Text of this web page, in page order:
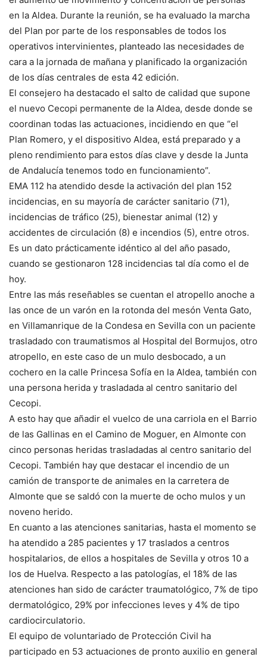
en la Aldea. Durante la reunión, se ha evaluado la marcha
del Plan por parte de los responsables de todos los
operativos intervinientes, planteado las necesidades de
cara a la jornada de mañana y planificado la organización
de los días centrales de esta 42 edición.
El consejero ha destacado el salto de calidad que supone
el nuevo Cecopi permanente de la Aldea, desde donde se
coordinan todas las actuaciones, incidiendo en que “el
Plan Romero, y el dispositivo Aldea, está preparado y a
pleno rendimiento para estos días clave y desde la Junta
de Andalucía tenemos todo en funcionamiento”.
EMA 112 ha atendido desde la activación del plan 152
incidencias, en su mayoría de carácter sanitario (71),
incidencias de tráfico (25), bienestar animal (12) y
accidentes de circulación (8) e incendios (5), entre otros.
Es un dato prácticamente idéntico al del año pasado,
cuando se gestionaron 128 incidencias tal día como el de
hoy.
Entre las más reseñables se cuentan el atropello anoche a
las once de un varón en la rotonda del mesón Venta Gato,
en Villamanrique de la Condesa en Sevilla con un paciente
trasladado con traumatismos al Hospital del Bormujos, otro
atropello, en este caso de un mulo desbocado, a un
cochero en la calle Princesa Sofía en la Aldea, también con
una persona herida y trasladada al centro sanitario del
Cecopi.
A esto hay que añadir el vuelco de una carriola en el Barrio
de las Gallinas en el Camino de Moguer, en Almonte con
cinco personas heridas trasladadas al centro sanitario del
Cecopi. También hay que destacar el incendio de un
camión de transporte de animales en la carretera de
Almonte que se saldó con la muerte de ocho mulos y un
noveno herido.
En cuanto a las atenciones sanitarias, hasta el momento se
ha atendido a 285 pacientes y 17 traslados a centros
hospitalarios, de ellos a hospitales de Sevilla y otros 10 a
los de Huelva. Respecto a las patologías, el 18% de las
atenciones han sido de carácter traumatológico, 7% de tipo
dermatológico, 29% por infecciones leves y 4% de tipo
cardiocirculatorio.
El equipo de voluntariado de Protección Civil ha
participado en 53 actuaciones de pronto auxilio en general